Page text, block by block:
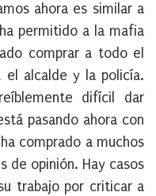
ahora es similar a
permitido a la mafia
comprar a todo el
el alcalde y la policía.
difícil dar
pasando ahora con
comprado a muchos
de opinión. Hay casos
trabajo por criticar a